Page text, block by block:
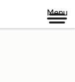
Menu